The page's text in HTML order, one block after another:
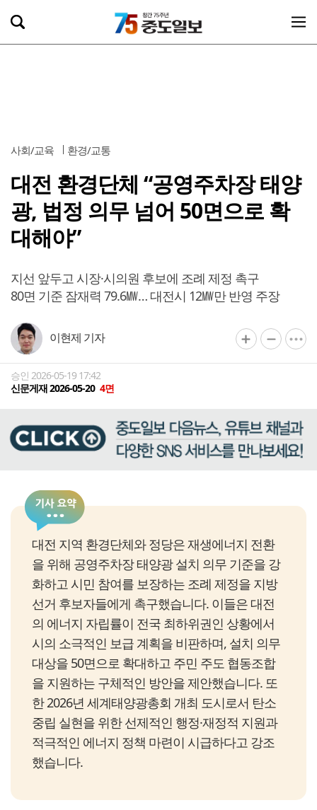
사회/교육 환경/교통
대전 환경단체 “공영주차장 태양
광, 법정 의무 넘어 50면으로 확
대해야”
지선 앞두고 시장·시의원 후보에 조례 제정 촉구
80면 기준 잠재력 79.6㎿… 대전시 12㎿만 반영 주장
이현제 기자
승인 2026-05-19 17:42
신문게재 2026-05-20 4면
대전 지역 환경단체와 정당은 재생에너지 전환
을 위해 공영주차장 태양광 설치 의무 기준을 강
화하고 시민 참여를 보장하는 조례 제정을 지방
선거 후보자들에게 촉구했습니다. 이들은 대전
의 에너지 자립률이 전국 최하위권인 상황에서
시의 소극적인 보급 계획을 비판하며, 설치 의무
대상을 50면으로 확대하고 주민 주도 협동조합
을 지원하는 구체적인 방안을 제안했습니다. 또
한 2026년 세계태양광총회 개최 도시로서 탄소
중립 실현을 위한 선제적인 행정·재정적 지원과
적극적인 에너지 정책 마련이 시급하다고 강조
했습니다.